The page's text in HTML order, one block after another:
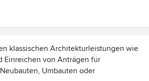
Not am Mann war. Insgesamt eine sehr
klassischen Architekturleistungen wie
Einreichen von Anträgen für
Umbauten oder